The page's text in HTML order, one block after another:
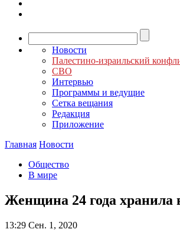
Новости
Палестино-израильский
СВО
Интервью
Программы и ведущие
Сетка вещания
Редакция
Приложение
Главная Новости
Общество
В мире
Женщина 24 года хранила
13:29 Сен. 1, 2020